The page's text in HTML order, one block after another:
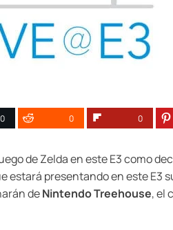
0 0 0
de Zelda en este E3 como
estará presentando en este E3
deNintendo Treehouse, el